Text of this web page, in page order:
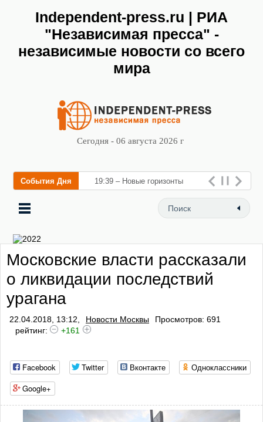
Independent-press.ru | РИА
"Независимая пресса" -
независимые новости со всего
мира
Сегодня - 06 августа 2026 г
События Дня 19:39 – Новые горизонты
флебологии: в Москве
открылся «Городской центр
Московские власти рассказали
о ликвидации последствий
урагана
22.04.2018, 13:12, Новости Москвы
Просмотров: 691
рейтинг:
+161
Facebook Twitter Вконтакте
Одноклассники
Google+